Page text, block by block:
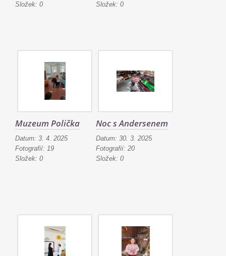
Složek: 0
Složek: 0
Muzeum Polička
Datum: 3. 4. 2025
Fotografií: 19
Složek: 0
Noc s Andersenem
Datum: 30. 3. 2025
Fotografií: 20
Složek: 0